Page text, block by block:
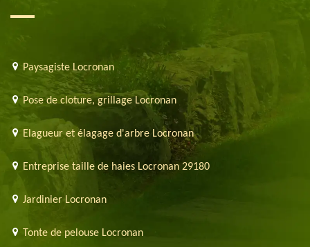
Paysagiste Locronan
Pose de cloture, grillage Locronan
Elagueur et élagage d'arbre Locronan
Entreprise taille de haies Locronan 29180
Jardinier Locronan
Tonte de pelouse Locronan